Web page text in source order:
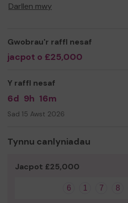
Darllen mwy
Gwobrau'r raffl nesaf
jacpot o £25,000
Y raffl nesaf
6d 9h 16m
Sad 15 Awst 2026
Tynnu canlyniadau
Jacpot £25,000
6 1 7 8